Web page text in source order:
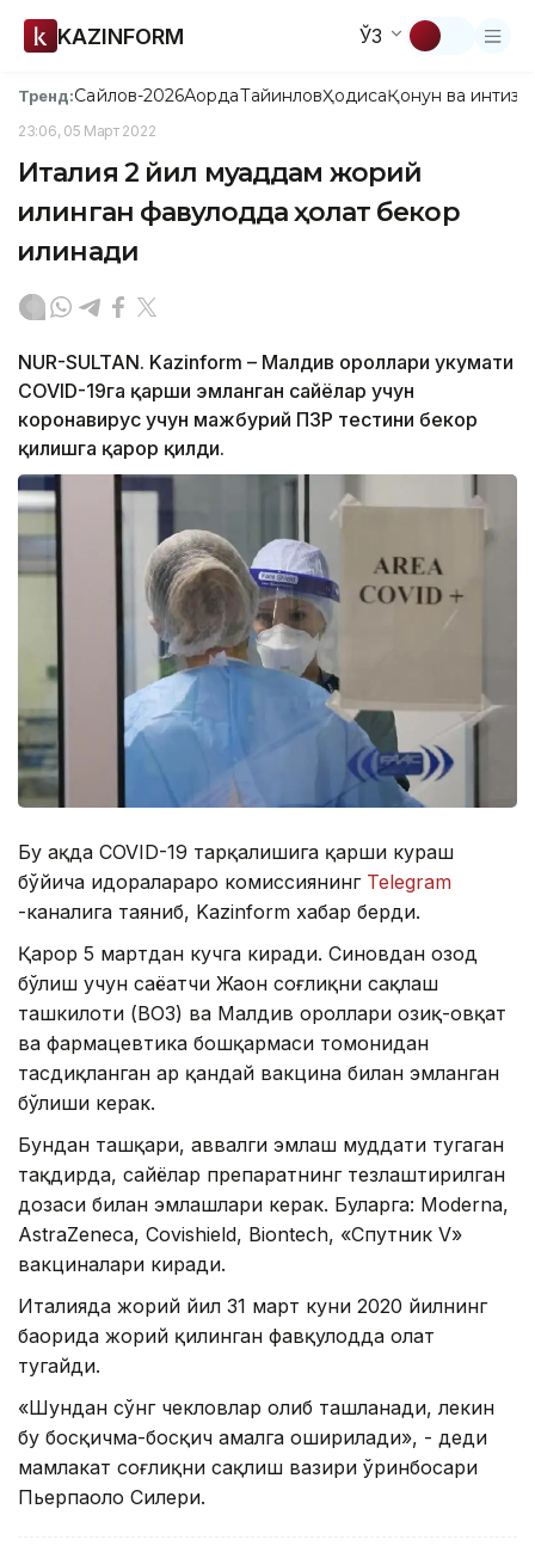
KAZINFORM ЎЗ
Тренд:Сайлов-2026АқордаТайинловҲодисаҚонун ва
23:06, 05 Март 2022
Италия 2 йил муқаддам жорий
қилинган фавқулодда ҳолат бекор
қилинади
NUR-SULTAN. Kazinform – Малдив ороллари ҳукумати
COVID-19га қарши эмланган сайёҳлар учун
коронавирус учун мажбурий ПЗР тестини бекор
қилишга қарор қилди.
Бу ҳақда COVID-19 тарқалишига қарши кураш
бўйича идоралараро комиссиянинг Telegram
-каналига таяниб, Kazinform хабар берди.
Қарор 5 мартдан кучга киради. Синовдан озод
бўлиш учун саёҳатчи Жаҳон соғлиқни сақлаш
ташкилоти (ВОЗ) ва Малдив ороллари озиқ-овқат
ва фармацевтика бошқармаси томонидан
тасдиқланган ҳар қандай вакцина билан эмланган
бўлиши керак.
Бундан ташқари, аввалги эмлаш муддати тугаган
тақдирда, сайёҳлар препаратнинг тезлаштирилган
дозаси билан эмлашлари керак. Буларга: Moderna,
AstraZeneca, Covishield, Biontech, «Спутник V»
вакциналари киради.
Италияда жорий йил 31 март куни 2020 йилнинг
баҳорида жорий қилинган фавқулодда ҳолат
тугайди.
«Шундан сўнг чекловлар олиб ташланади, лекин
бу босқичма-босқич амалга оширилади», - деди
мамлакат соғлиқни сақлиш вазири ўринбосари
Пьерпаоло Силери.